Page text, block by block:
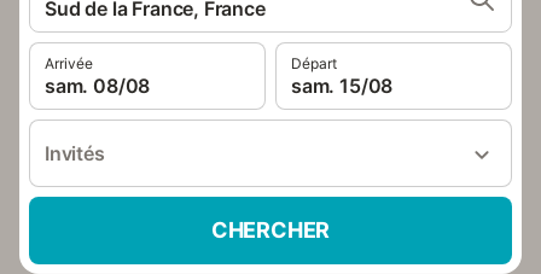
Sud de la France, France
Arrivée
sam. 08/08
Départ
sam. 15/08
Invités
CHERCHER